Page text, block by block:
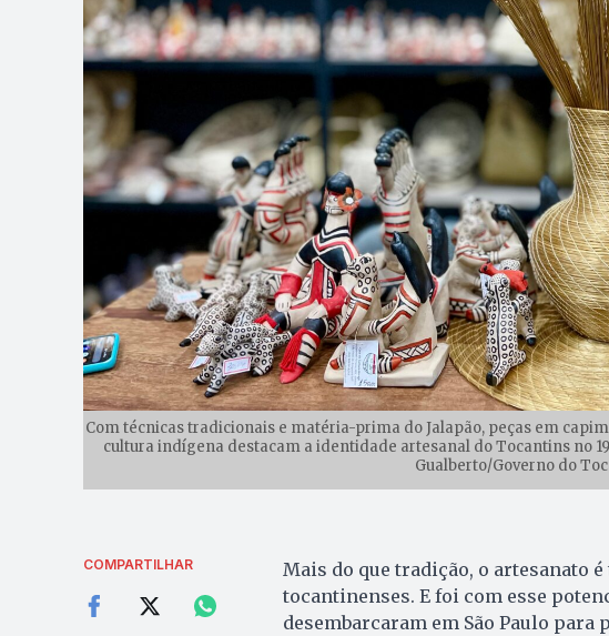
Com técnicas tradicionais e matéria-prima do Jalapão, peças em
cultura indígena destacam a identidade artesanal do Tocantins no
Gualberto/Governo do
COMPARTILHAR
Mais do que tradição, o artesanato
tocantinenses. E foi com esse
desembarcaram em São Paulo para